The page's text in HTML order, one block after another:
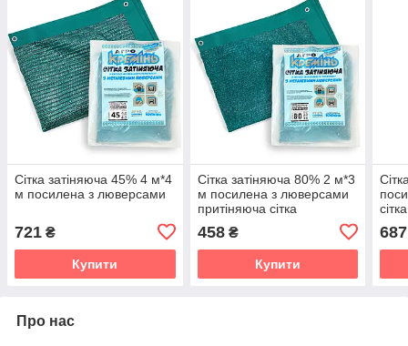
Сітка затіняюча 45% 4 м*4
м посилена з люверсами
721 ₴
Купити
Сітка затіняюча 80% 2 м*3
м посилена з люверсами
притіняюча сітка
458₴
Купити
687
Про нас